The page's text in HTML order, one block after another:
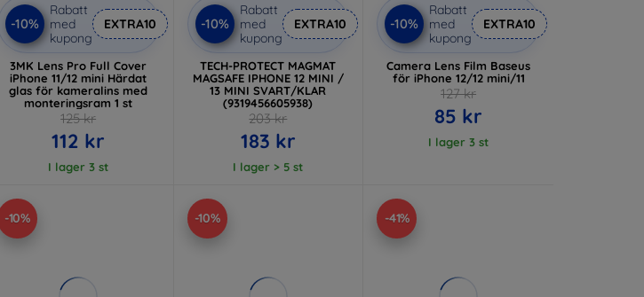
-10%
Rabatt
med
kupong
EXTRA10
3MK Lens Pro Full Cover
iPhone 11/12 mini Härdat
glas för kameralins med
monteringsram 1 st
125 kr
112 kr
I lager 3 st
-10%
Rabatt
med
kupong
EXTRA10
TECH-PROTECT MAGMAT
MAGSAFE IPHONE 12 MINI /
13 MINI SVART/KLAR
(9319456605938)
203 kr
183 kr
I lager > 5 st
-10%
Rabatt
med
kupong
EXTRA10
Camera Lens Film Baseus
för iPhone 12/12 mini/11
127 kr
85 kr
I lager 3 st
-10% -10% -41%